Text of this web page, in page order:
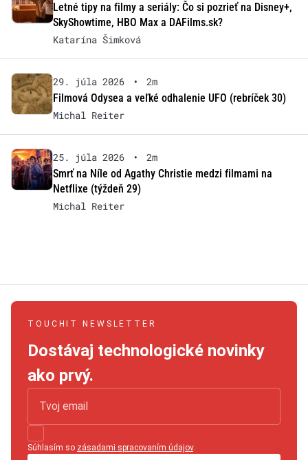
Letné tipy na filmy a seriály: Čo si pozrieť na Disney+,
SkyShowtime, HBO Max a DAFilms.sk?
Katarína Šimková
29. júla 2026 •
2m
Filmová Odysea a veľké odhalenie UFO (rebríček 30)
Michal Reiter
25. júla 2026 •
2m
Smrť na Níle od Agathy Christie medzi filmami na
Netflixe (týždeň 29)
Michal Reiter
TOUCHIT NEWSLETTER
Dostávaj technologické novinky
ako prvý.
Súhlasím so zásadami spracovaním údajov.